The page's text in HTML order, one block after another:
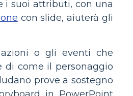
i suoi attributi, con una
con slide, aiuterà gli
o gli eventi che
di come il personaggio
prove a sostegno